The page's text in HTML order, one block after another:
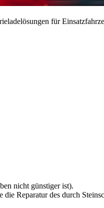
für
nicht günstiger ist).
Reparatur des durch